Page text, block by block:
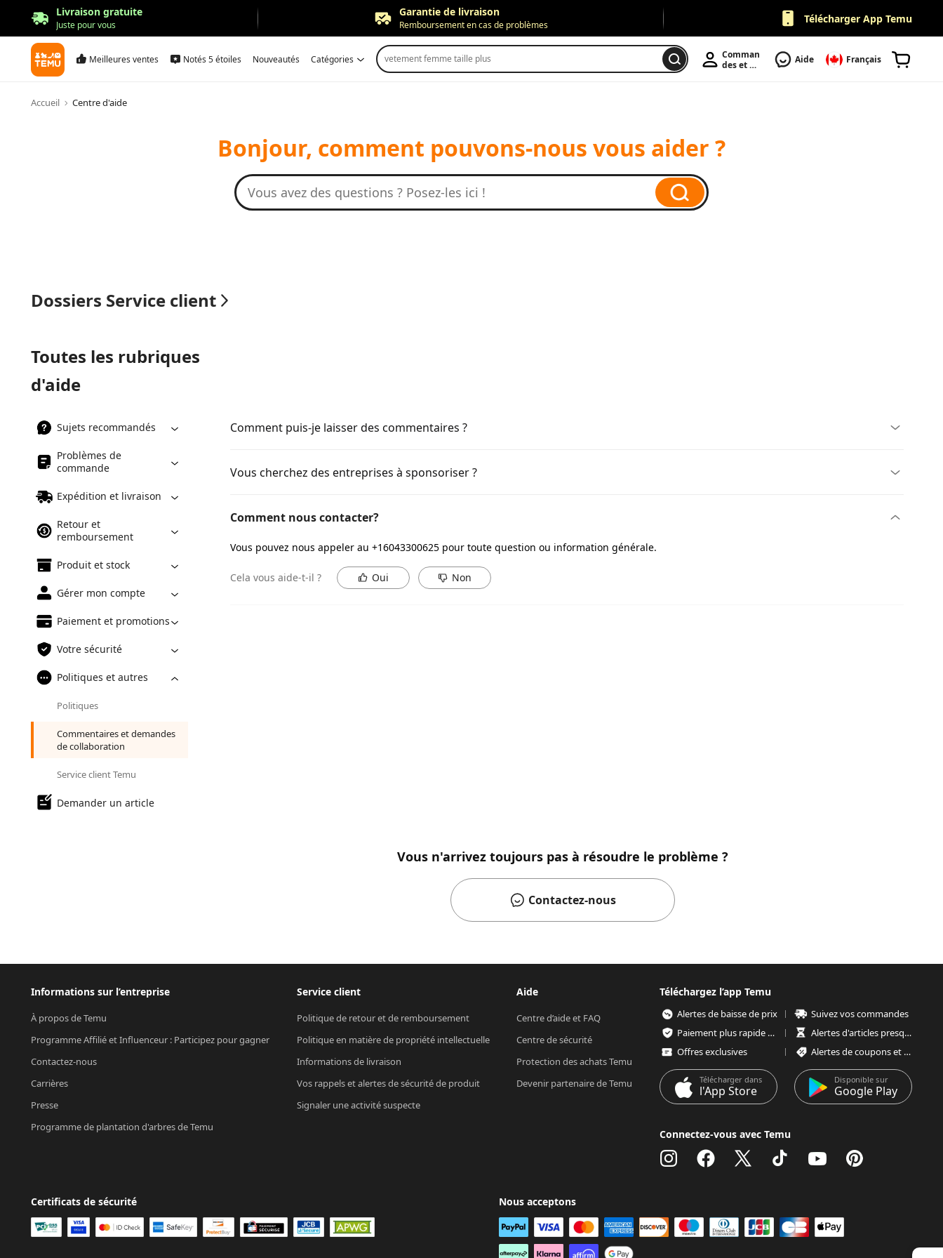
Livraison gratuite
Juste pour vous
Garantie de livraison
Remboursement en cas de problèmes
Retour gratuit
Jusqu'à 90 jours*
Télécharger App Temu
Meilleures ventes Notés 5 étoiles Nouveautés Catégories vetement femme taille plus
Comman
des et
Aide Français
Accueil Centre d'aide
Bonjour, comment pouvons-nous vous aider ?
Dossiers Service client
Toutes les rubriques
d'aide
Sujets recommandés
Problèmes de
commande
Expédition et livraison
Retour et
remboursement
Produit et stock
Gérer mon compte
Paiement et promotions
Votre sécurité
Politiques et autres
Politiques
Commentaires et demandes
de collaboration
Service client Temu
Demander un article
Comment puis-je laisser des commentaires ?
Vous cherchez des entreprises à sponsoriser ?
Comment nous contacter?
Vous pouvez nous appeler au +16043300625 pour toute question ou information générale.
Cela vous aide-t-il ? Oui Non
Vous n'arrivez toujours pas à résoudre le problème ?
Contactez-nous
Informations sur l’entreprise
À propos de Temu
Programme Affilié et Influenceur : Participez pour gagner
Contactez-nous
Carrières
Presse
Programme de plantation d'arbres de Temu
Service client
Politique de retour et de remboursement
Politique en matière de propriété intellectuelle
Informations de livraison
Vos rappels et alertes de sécurité de produit
Signaler une activité suspecte
Aide
Centre d’aide et FAQ
Centre de sécurité
Protection des achats Temu
Devenir partenaire de Temu
Téléchargez l’app Temu
Alertes de baisse de prix
Suivez vos commandes
Paiement plus rapide et plus sécurisé
Alertes d'articles presque épuisés
Offres exclusives
Alertes de coupons et d'offres
Télécharger dans
l'App Store
Disponible sur
Google Play
Connectez-vous avec Temu
Certificats de sécurité Nous acceptons